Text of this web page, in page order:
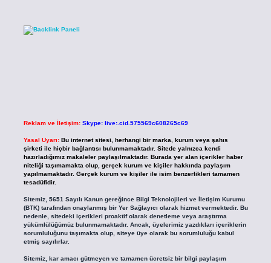
Reklam ve İletişim: Skype: live:.cid.575569c608265c69
Yasal Uyarı: Bu internet sitesi, herhangi bir marka, kurum veya şahıs
şirketi ile hiçbir bağlantısı bulunmamaktadır. Sitede yalnızca kendi
hazırladığımız makaleler paylaşılmaktadır. Burada yer alan içerikler haber
niteliği taşımamakta olup, gerçek kurum ve kişiler hakkında paylaşım
yapılmamaktadır. Gerçek kurum ve kişiler ile isim benzerlikleri tamamen
tesadüfidir.
Sitemiz, 5651 Sayılı Kanun gereğince Bilgi Teknolojileri ve İletişim Kurumu
(BTK) tarafından onaylanmış bir Yer Sağlayıcı olarak hizmet vermektedir. Bu
nedenle, sitedeki içerikleri proaktif olarak denetleme veya araştırma
yükümlülüğümüz bulunmamaktadır. Ancak, üyelerimiz yazdıkları içeriklerin
sorumluluğunu taşımakta olup, siteye üye olarak bu sorumluluğu kabul
etmiş sayılırlar.
Sitemiz, kar amacı gütmeyen ve tamamen ücretsiz bir bilgi paylaşım